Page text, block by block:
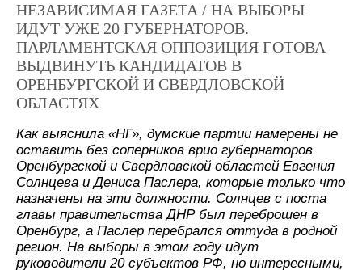
НЕЗАВИСИМАЯ ГАЗЕТА / НА ВЫБОРЫ
ИДУТ УЖЕ 20 ГУБЕРНАТОРОВ.
ПАРЛАМЕНТСКАЯ ОППОЗИЦИЯ ГОТОВА
ВЫДВИНУТЬ КАНДИДАТОВ В
ОРЕНБУРГСКОЙ И СВЕРДЛОВСКОЙ
ОБЛАСТЯХ
Как выяснила «НГ», думские партии намерены не
оставить без соперников врио губернаторов
Оренбургской и Свердловской областей Евгения
Солнцева и Дениса Паслера, которые только что
назначены на эти должности. Солнцев с поста
главы правительства ДНР был переброшен в
Оренбург, а Паслер перебрался оттуда в родной
регион. На выборы в этом году идут
руководители 20 субъектов РФ, но интересными,